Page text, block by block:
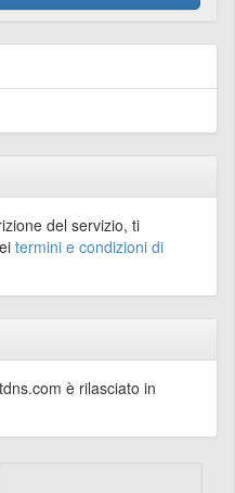
del servizio, ti
termini e condizioni di
è rilasciato in